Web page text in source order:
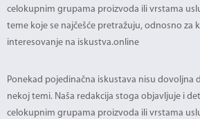
celokupnim grupama proizvoda ili vrstama
teme koje se najčešće pretražuju, odnosno za
interesovanje na iskustva.online
Ponekad pojedinačna iskustava nisu dovoljna
nekoj temi. Naša redakcija stoga objavljuje i
celokupnim grupama proizvoda ili vrstama